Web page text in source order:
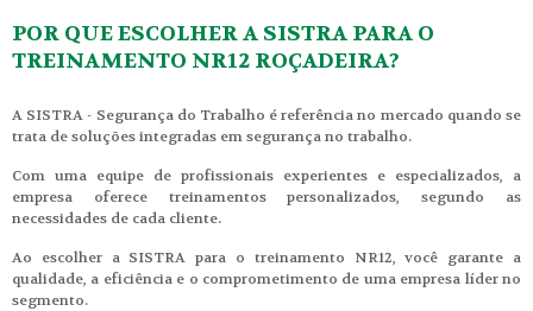
POR QUE ESCOLHER A SISTRA PARA O
TREINAMENTO NR12 ROÇADEIRA?
A SISTRA - Segurança do Trabalho é referência no mercado quando se
trata de soluções integradas em segurança no trabalho.
Com uma equipe de profissionais experientes e especializados, a
empresa oferece treinamentos personalizados, segundo as
necessidades de cada cliente.
Ao escolher a SISTRA para o treinamento NR12, você garante a
qualidade, a eficiência e o comprometimento de uma empresa líder no
segmento.